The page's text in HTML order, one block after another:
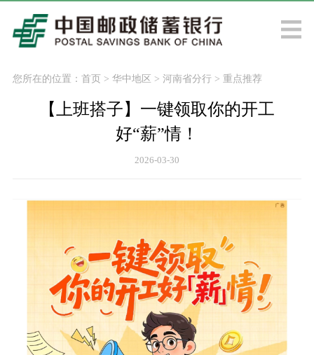
您所在的位置： 首页> 华中地区 > 河南省分行> 重点推荐
【上班搭子】一键领取你的开工
好“薪”情！
2026-03-30